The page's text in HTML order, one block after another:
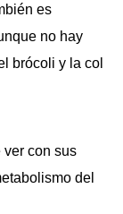
es
no hay
brócoli y la col
ver con sus
del